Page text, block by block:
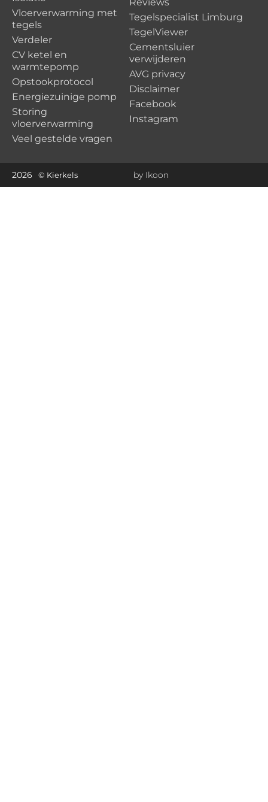
Vloerverwarming met
tegels
Verdeler
CV ketel en
warmtepomp
Opstookprotocol
Energiezuinige pomp
Storing
vloerverwarming
Veel gestelde vragen
Tegelspecialist Limburg
TegelViewer
Cementsluier
verwijderen
AVG privacy
Disclaimer
Facebook
Instagram
2026 © Kierkels by Ikoon